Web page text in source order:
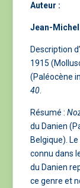
Auteur :
Jean-
Description
1915
(Paléocène
40.
Résumé :
du Danien
Belgique).
connu dans
du Danien
ce genre et